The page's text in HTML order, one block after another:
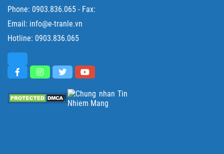
Phone: 0903.836.065 - Fax:
Email: info@e-tranle.vn
Hotline: 0903.836.065